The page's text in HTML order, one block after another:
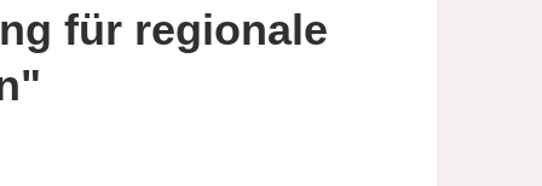
für regionale